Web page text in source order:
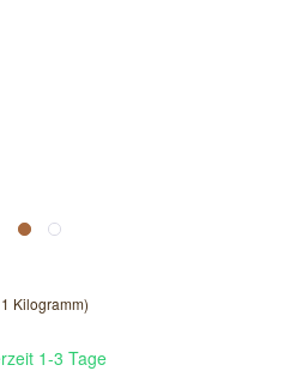
Kilogramm)
1-3 Tage